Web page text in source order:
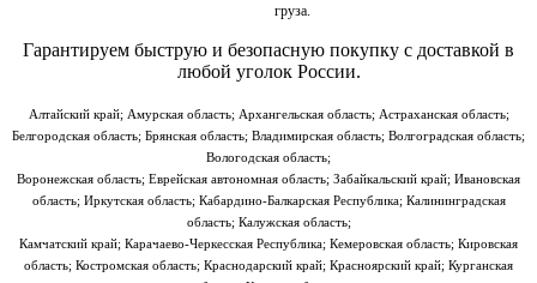
груза.
Гарантируем быструю и безопасную покупку с доставкой в
любой уголок России.
Алтайский край; Амурская область; Архангельская область; Астраханская область;
Белгородская область; Брянская область; Владимирская область; Волгоградская область;
Вологодская область;
Воронежская область; Еврейская автономная область; Забайкальский край; Ивановская
область; Иркутская область; Кабардино-Балкарская Республика; Калининградская
область; Калужская область;
Камчатский край; Карачаево-Черкесская Республика; Кемеровская область; Кировская
область; Костромская область; Краснодарский край; Красноярский край; Курганская